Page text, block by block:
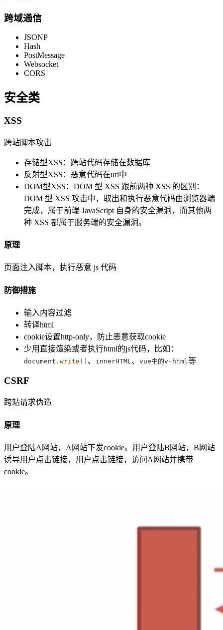
跨域通信
JSONP
Hash
PostMessage
Websocket
CORS
安全类
XSS
跨站脚本攻击
存储型XSS：跨站代码存储在数据库
反射型XSS：恶意代码在url中
DOM型XSS：DOM 型 XSS 跟前两种 XSS 的区别：
DOM 型 XSS 攻击中，取出和执行恶意代码由浏览器端
完成，属于前端 JavaScript 自身的安全漏洞，而其他两
种 XSS 都属于服务端的安全漏洞。
原理
页面注入脚本，执行恶意 js 代码
防御措施
输入内容过滤
转译html
cookie设置http-only，防止恶意获取cookie
少用直接渲染或者执行html的js代码，比如：
document . write ( ) 、 innerHTML 、 vue中的v - html 等
CSRF
跨站请求伪造
原理
用户登陆A网站，A网站下发cookie。用户登陆B网站，B网站
诱导用户点击链接，用户点击链接，访问A网站并携带
cookie。